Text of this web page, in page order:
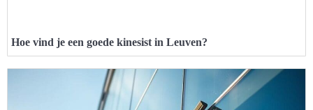
Hoe vind je een goede kinesist in Leuven?